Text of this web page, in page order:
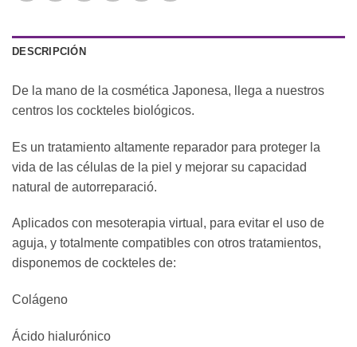
DESCRIPCIÓN
De la mano de la cosmética Japonesa, llega a nuestros
centros los cockteles biológicos.
Es un tratamiento altamente reparador para proteger la
vida de las células de la piel y mejorar su capacidad
natural de autorreparació.
Aplicados con mesoterapia virtual, para evitar el uso de
aguja, y totalmente compatibles con otros tratamientos,
disponemos de cockteles de:
Colágeno
Ácido hialurónico